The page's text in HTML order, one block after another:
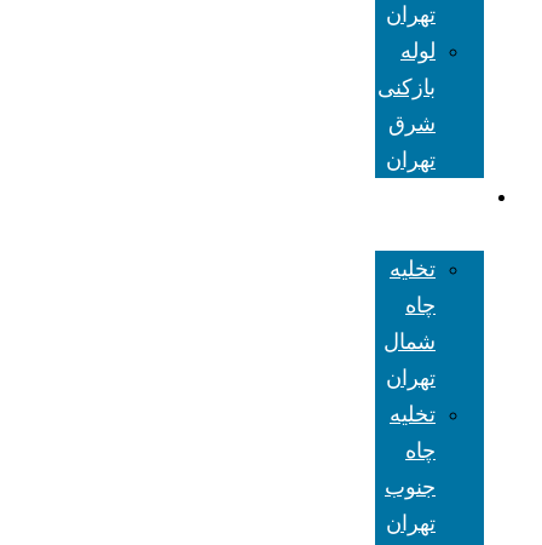
تهران
لوله
بازکنی
شرق
تهران
تخلیه
چاه
شمال
تهران
تخلیه
چاه
جنوب
تهران